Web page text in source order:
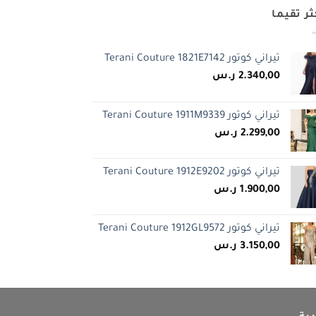
تقيما
تيراني كوتور Terani Couture 1821E7142
2.340,00 ر.س
تيراني كوتور Terani Couture 1911M9339
2.299,00 ر.س
تيراني كوتور Terani Couture 1912E9202
1.900,00 ر.س
تيراني كوتور Terani Couture 1912GL9572
3.150,00 ر.س